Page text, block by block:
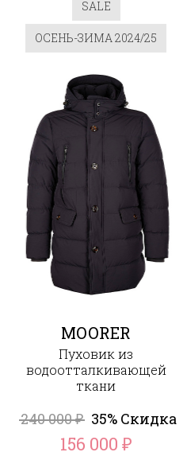
SALE
ОСЕНЬ-ЗИМА 2024/25
MOORER
Пуховик из
водоотталкивающей
ткани
240 000₽ 35% Скидка
156 000 ₽